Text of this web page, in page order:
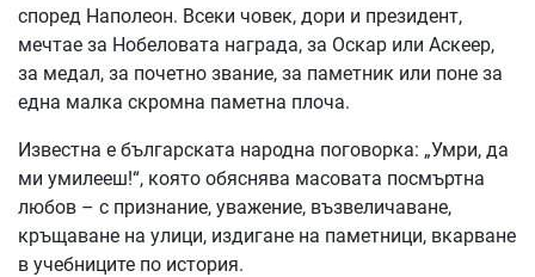
според Наполеон. Всеки човек, дори и президент,
мечтае за Нобеловата награда, за Оскар или Аскеер,
за медал, за почетно звание, за паметник или поне за
една малка скромна паметна плоча.
Известна е българската народна поговорка: „Умри, да
ми умилееш!“, която обяснява масовата посмъртна
любов – с признание, уважение, възвеличаване,
кръщаване на улици, издигане на паметници, вкарване
в учебниците по история.